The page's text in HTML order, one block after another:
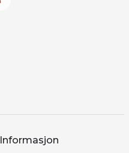
Informasjon